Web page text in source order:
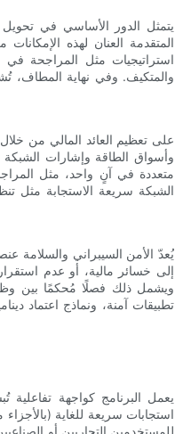
يتمثل الدور الأساسي في تحويل
المتقدمة العنان لهذه
استراتيجيات مثل المراجحة في
والمتكيف. وفي نهاية المطاف،
وأسواق الطاقة وإشارات الشبكة
متعددة في آنٍ واحد، مثل
الشبكة سريعة الاستجابة مثل
يُعدّ الأمن السيبراني والسلامة
إلى خسائر مالية، أو عدم
ويشمل ذلك فصلًا مُحكمًا بين
تطبيقات آمنة، ونماذج اعتماد
يعمل البرنامج كواجهة تفاعلية
استجابات سريعة للغاية
للمستخدمين التجاريين أو